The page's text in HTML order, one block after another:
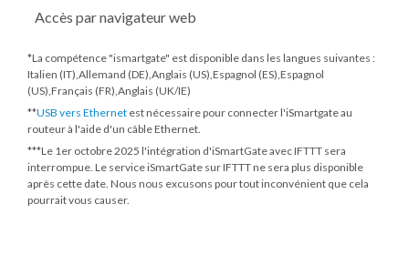
Accès par navigateur web
*La compétence "ismartgate" est disponible dans les langues suivantes :
Italien (IT),Allemand (DE),Anglais (US),Espagnol (ES),Espagnol
(US),Français (FR),Anglais (UK/IE)
**USB vers Ethernet est nécessaire pour connecter l'iSmartgate au
routeur à l'aide d'un câble Ethernet.
***Le 1er octobre 2025 l'intégration d'iSmartGate avec IFTTT sera
interrompue. Le service iSmartGate sur IFTTT ne sera plus disponible
après cette date. Nous nous excusons pour tout inconvénient que cela
pourrait vous causer.